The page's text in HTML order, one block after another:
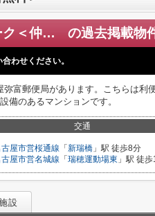
ユニーブル瑞穂パーク＜仲介手数料無料＞ の過去掲載物
わせください。
富郵便局があります。こちらは利
備のあるマンションです。
交通
屋市営桜通線 「 新瑞橋 」駅 徒歩8分
屋市営名城線 「 瑞穂運動場東 」駅 徒
設